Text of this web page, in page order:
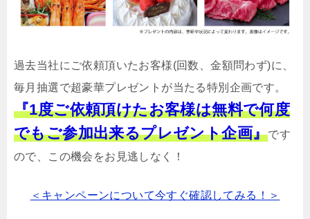
過去当社にご依頼頂いたお客様(回数、金額問わず)に、
毎月抽選で超豪華プレゼントが当たる特別企画です。
『1度ご依頼頂けたお客様は無料で何度
でもご参加出来るプレゼント企画』です
ので、この機会をお見逃しなく！
＜キャンペーンについて今すぐ確認してみる！＞